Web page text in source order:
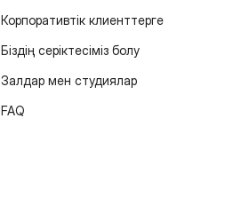
Корпоративтік клиенттерге
Біздің серіктесіміз болу
Залдар мен студиялар
FAQ